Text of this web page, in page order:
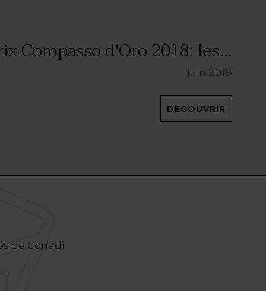
Compasso d'Oro 2018: les...
juin 2018
DECOUVRIR
de Corradi